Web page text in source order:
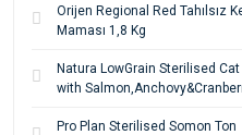
Orijen Regional Red Tahılsız
Maması 1,8 Kg
Natura LowGrain Sterilised Cat
with
Pro Plan Sterilised Somon Ton